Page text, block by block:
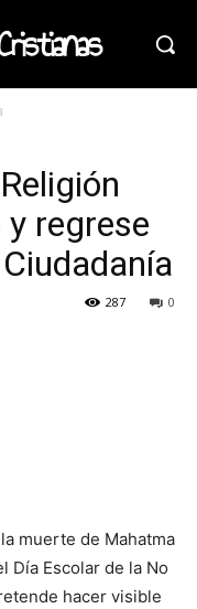
regrese
0
287
muerte de Mahatma
Día Escolar de la No
hacer visible